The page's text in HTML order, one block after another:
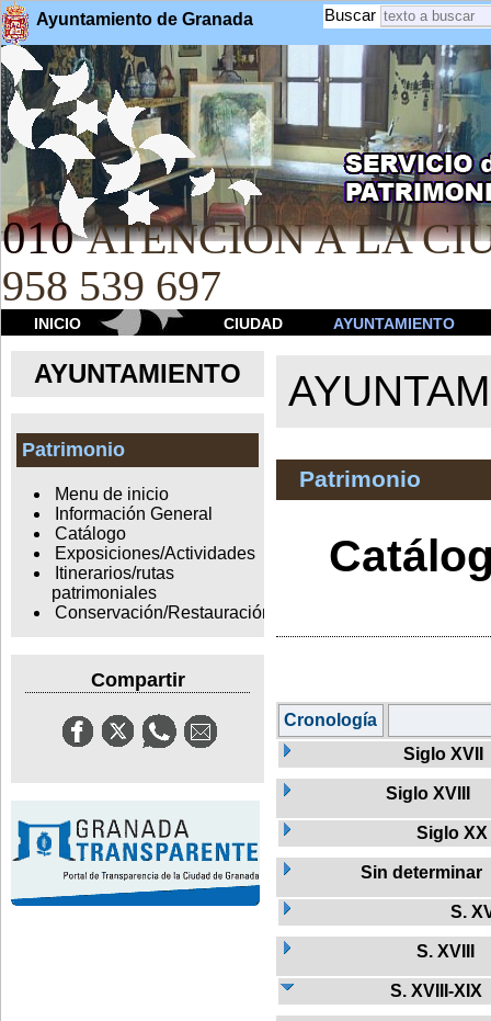
Ayuntamiento de Granada Buscar
010 ATENCION A LA
958 539 697
INICIO CIUDAD AYUNTAMIENTO
AYUNTAMIENTO
Patrimonio
Menu de inicio
Información General
Catálogo
Exposiciones/Actividades
Itinerarios/rutas
patrimoniales
Conservación/Restauración
Compartir
Patrimonio
Cronología
Siglo XVII
Siglo XVIII
Siglo XX
Sin determinar
S.
S. XVIII
S. XVIII-XIX